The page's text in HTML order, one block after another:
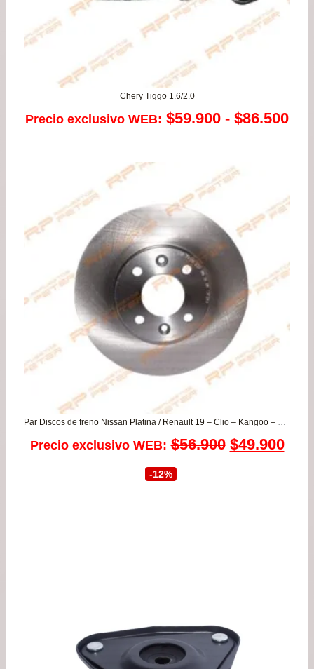
Chery Tiggo 1.6/2.0
Precio exclusivo WEB: $59.900 - $86.500
Par Discos de freno Nissan Platina / Renault 19 – Clio – Kangoo – Logan – Megane – Sandero
Precio exclusivo WEB: $56.900 El
$49.900El
-12%